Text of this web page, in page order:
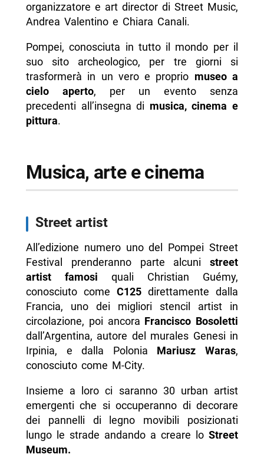
-- Contatti
organizzatore e art director di Street Music,
Andrea Valentino e Chiara Canali.
Pompei, conosciuta in tutto il mondo per il
suo sito archeologico, per tre giorni si
trasformerà in un vero e proprio museo a
cielo aperto, per un evento senza
precedenti all’insegna di musica, cinema e
pittura.
Musica, arte e cinema
Street artist
All’edizione numero uno del Pompei Street
Festival prenderanno parte alcunistreet
artist famosi quali Christian Guémy,
conosciuto come C125direttamente dalla
Francia, uno dei migliori stencil artist in
circolazione, poi ancora Francisco Bosoletti
dall’Argentina, autore del murales Genesi in
Irpinia, e dalla Polonia Mariusz Waras,
conosciuto come M-City.
Insieme a loro ci saranno 30 urban artist
emergenti che si occuperanno di decorare
dei pannelli di legno movibili posizionati
lungo le strade andando a creare loStreet
Museum.